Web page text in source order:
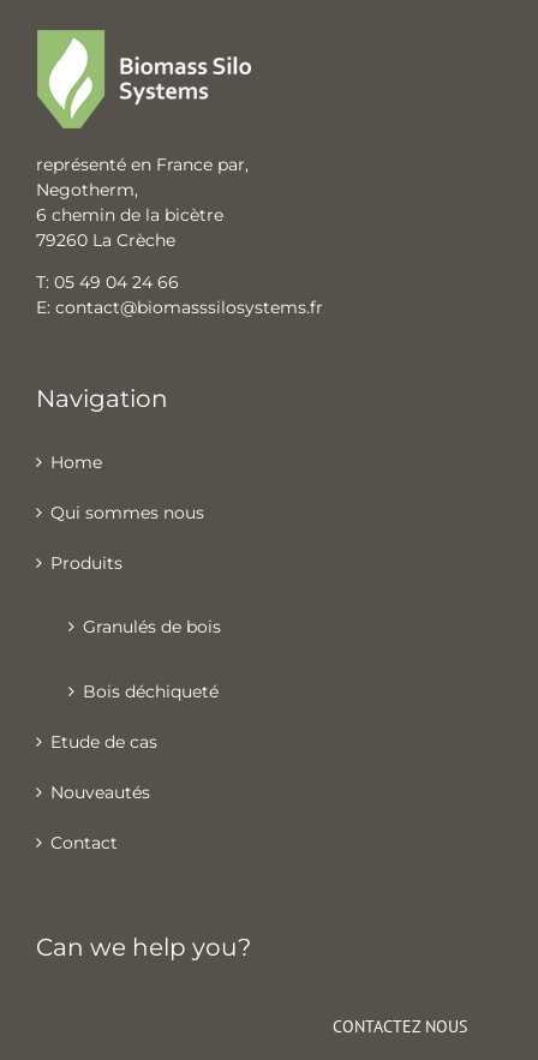
représenté en France par,
Negotherm,
6 chemin de la bicètre
79260 La Crèche
T: 05 49 04 24 66
E: contact@biomasssilosystems.fr
Navigation
Home
Qui sommes nous
Produits
Granulés de bois
Bois déchiqueté
Etude de cas
Nouveautés
Contact
Can we help you?
CONTACTEZ NOUS